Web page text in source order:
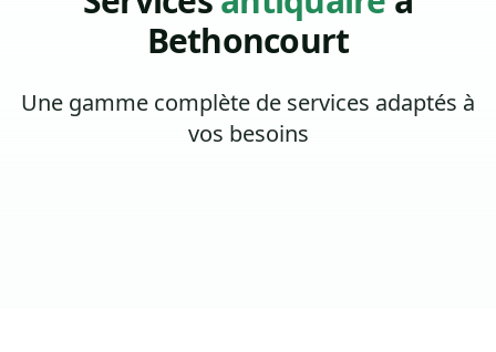
Bethoncourt
Une gamme complète de services adaptés à
vos besoins